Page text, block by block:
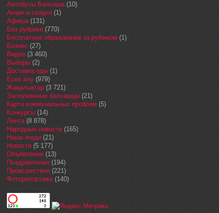
Автобусы Балхаша(10)
Акции и скидки (1)
Афиша(131)
Без рубрики (770)
Бесплатное образование за рубежом (1)
Бизнес (27)
Видео (3 460)
Выборы (2)
Доставка еды (1)
Еске алу (979)
Жаңалықтар (3 721)
Заслуженные балхашцы (21)
Карта коммунальных проблем (5)
Конкурсы (14)
Лента(8 878)
Народные новости (165)
Наши люди (21)
Новости (5 177)
Объявления (13)
Поздравления (194)
Происшествия (221)
Фоторепортажи (140)